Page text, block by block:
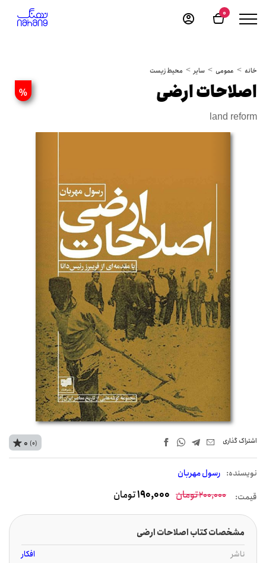
0
خانه عمومی سایر محیط زیست
% اصلاحات ارضی
land reform
اشتراک‌ گذاری
نويسنده: رسول مهربان
0 (0)
قیمت: 200,000تومان 190,000تومان
مشخصات کتاب اصلاحات ارضی
ناشر
افکار